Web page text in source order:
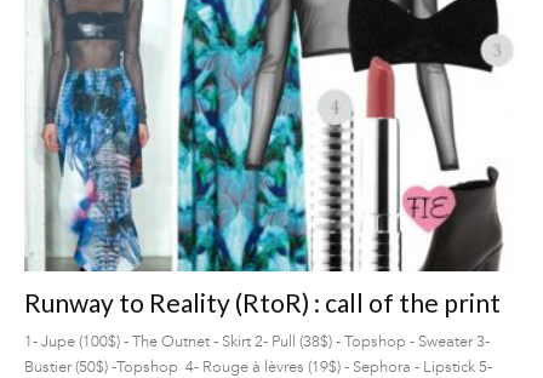
Runway to Reality (RtoR) : call of the print
1- Jupe (100$) - The Outnet - Skirt 2- Pull (38$) - Topshop - Sweater 3-
Bustier (50$) -Topshop 4- Rouge à lèvres (19$) - Sephora - Lipstick 5-